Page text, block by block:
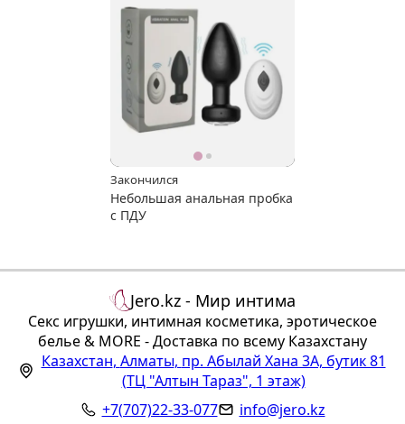
Закончился
Небольшая анальная пробка
с ПДУ
Jero.kz - Мир интима
Секс игрушки, интимная косметика, эротическое
белье & MORE - Доставка по всему Казахстану
Казахстан, Алматы, пр. Абылай Хана 3А, бутик 81
(ТЦ "Алтын Тараз", 1 этаж)
+7(707)22-33-077
info@jero.kz